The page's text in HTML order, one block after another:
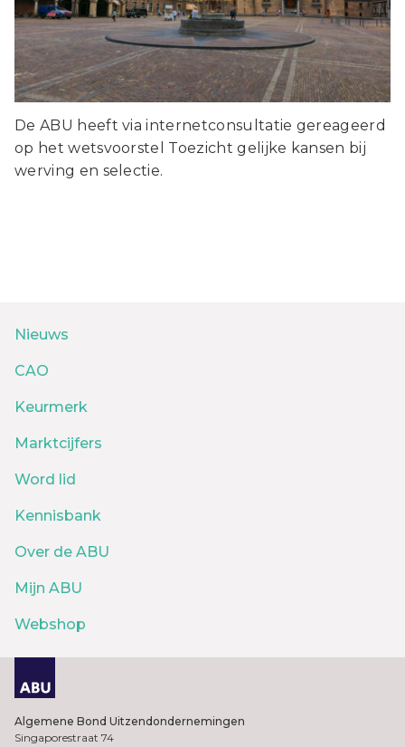
De ABU heeft via internetconsultatie gereageerd
op het wetsvoorstel Toezicht gelijke kansen bij
werving en selectie.
Nieuws
CAO
Keurmerk
Marktcijfers
Word lid
Kennisbank
Over de ABU
Mijn ABU
Webshop
Algemene Bond Uitzendondernemingen
Singaporestraat 74